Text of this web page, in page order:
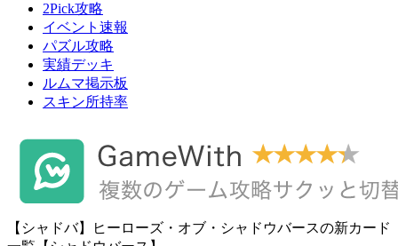
2Pick攻略
イベント速報
パズル攻略
実績デッキ
ルムマ掲示板
スキン所持率
【シャドバ】ヒーローズ・オブ・シャドウバースの新カード